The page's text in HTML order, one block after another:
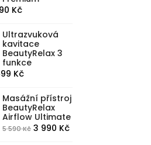
Kč.
KčAktuální
je:
1
490 Kč.
Ultrazvuková
kavitace
BeautyRelax 3
funkce
Kč.
KčAktuální
je:
1
599 Kč.
Masážní přístroj
BeautyRelax
Airflow Ultimate
5 590Kč Původní
3 990 KčAktuální